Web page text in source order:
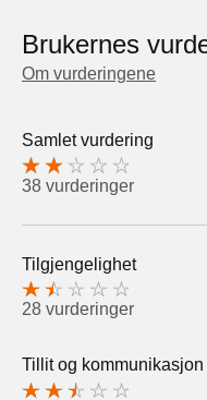
Brukernes
Om vurderingene
Samlet vurdering
38 vurderinger
Tilgjengelighet
28 vurderinger
Tillit og kommunikasjon